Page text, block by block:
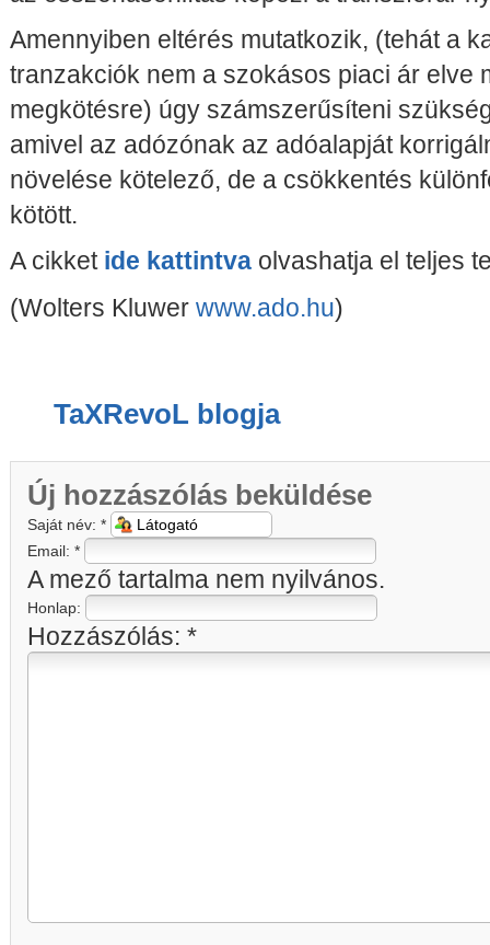
Amennyiben eltérés mutatkozik, (tehát a
tranzakciók nem a szokásos piaci ár elve
megkötésre) úgy számszerűsíteni
amivel az adózónak az adóalapját
növelése kötelező, de a csökkentés
kötött.
A cikket ide kattintva olvashatja el teljes
(Wolters Kluwer www.ado.hu)
TaXRevoL blogja
Új hozzászólás beküldése
Saját név: *
Email: *
A mező tartalma nem nyilvános.
Honlap:
Hozzászólás: *